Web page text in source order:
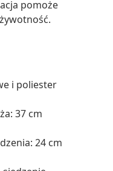
pomoże
i poliester
37 cm
24 cm